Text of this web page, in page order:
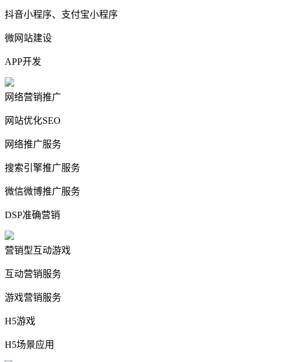
抖音小程序、支付宝小程序
微网站建设
APP开发
网络营销推广
网站优化SEO
网络推广服务
搜索引擎推广服务
微信微博推广服务
DSP准确营销
营销型互动游戏
互动营销服务
游戏营销服务
H5游戏
H5场景应用